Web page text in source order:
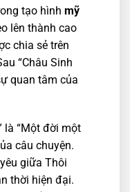
tạo hình mỹ
lên thành cao
chia sẻ trên
“Châu Sinh
quan tâm của
là “Một đời một
câu chuyện.
giữa Thôi
thời hiện đại.